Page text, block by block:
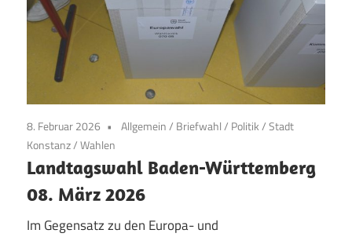
8. Februar 2026 Allgemein/ Briefwahl/ Politik/Stadt
Konstanz/Wahlen
Landtagswahl Baden-Württemberg
08. März 2026
Im Gegensatz zu den Europa- und